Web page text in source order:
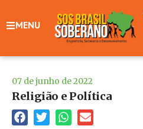
MENU
07 de junho de 2022
Religião e Política